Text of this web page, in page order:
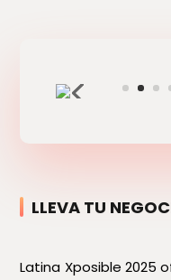
LLEVA TU
Latina Xposible 2025